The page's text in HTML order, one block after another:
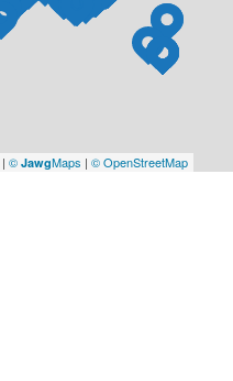
| © JawgMaps | © OpenStreetMap